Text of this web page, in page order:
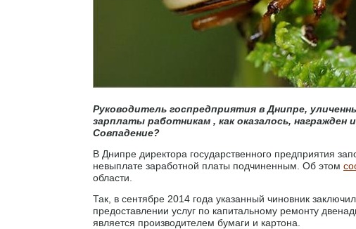
Руководитель госпредприятия в Днипре,
зарплаты работникам , как оказалось,
Совпадение?
В Днипре директора государственного предприятия
невыплате заработной платы подчиненным. Об этом
области.
Так, в сентябре 2014 года указанный чиновник
предоставлении услуг по капитальному ремонту
является производителем бумаги и картона.